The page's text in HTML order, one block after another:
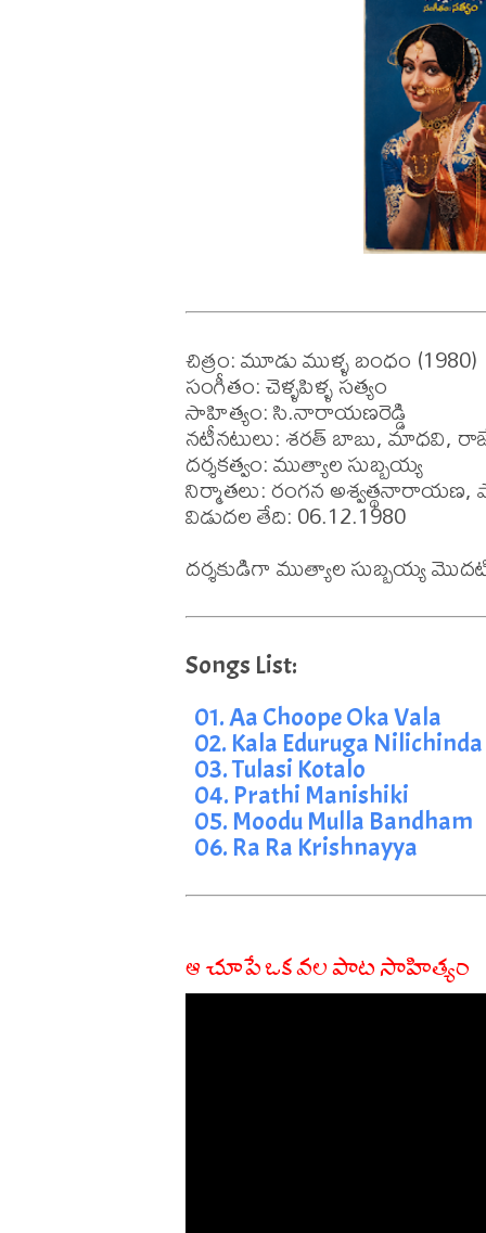
చిత్రం: మూడు ముళ్ళ బంధం (1980)
సంగీతం: చెళ్ళపిళ్ళ సత్యం
సాహిత్యం: సి.నారాయణరెడ్డి
నటీనటులు: శరత్ బాబు, మాధవి,
దర్శకత్వం: ముత్యాల సుబ్బయ్య
నిర్మాతలు: రంగన
విడుదల తేది: 06.12.1980
దర్శకుడిగా ముత్యాల సుబ్బయ్య
01. Aa Choope Oka Vala
02. Kala Eduruga Nilichinda
03. Tulasi Kotalo
04. Prathi Manishiki
05. Moodu Mulla Bandham
06. Ra Ra Krishnayya
ఆ చూపే ఒక వల పాట సాహిత్యం